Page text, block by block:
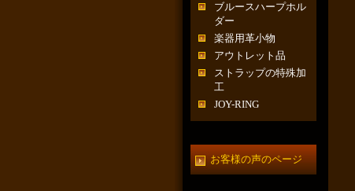
ブルースハープホル
ダー
楽器用革小物
アウトレット品
ストラップの特殊加
工
JOY-RING
お客様の声のページ